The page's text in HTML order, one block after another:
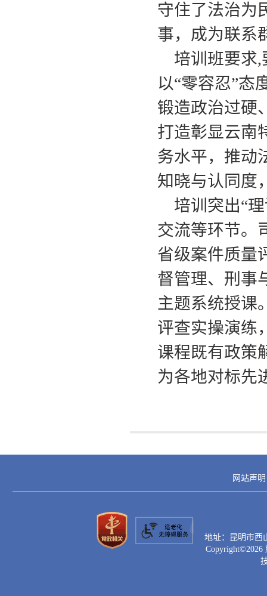
守住了法治为
事，成为联系
培训班要求,
以“零容忍”态
锻造政治过硬
打造彰显云南
务水平，推动
知晓与认同度
培训突出“
交流等环节。
省级案件质量
督管理、刑事
主题系统授课
评查实操演练
课程既有政策
为各地对标先
网站声明
地址：昆明市西
Copyright©2026